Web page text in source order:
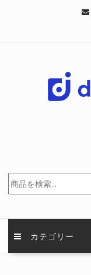
カテゴリー